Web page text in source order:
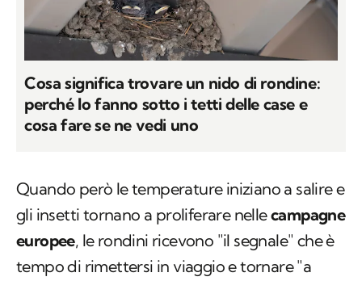
Cosa significa trovare un nido di rondine:
perché lo fanno sotto i tetti delle case e
cosa fare se ne vedi uno
Quando però le temperature iniziano a salire e
gli insetti tornano a proliferare nellecampagne
europee, le rondini ricevono "il segnale" che è
tempo di rimettersi in viaggio e tornare "a